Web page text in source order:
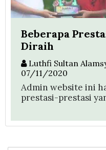
Beberapa
Diraih
Luthfi Sultan
07/11/2020
Admin website ini
prestasi-prestasi